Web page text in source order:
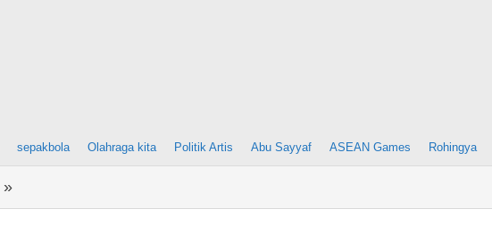
sepakbola Olahraga kita Politik Artis Abu Sayyaf ASEAN Games Rohingya
»
Santos